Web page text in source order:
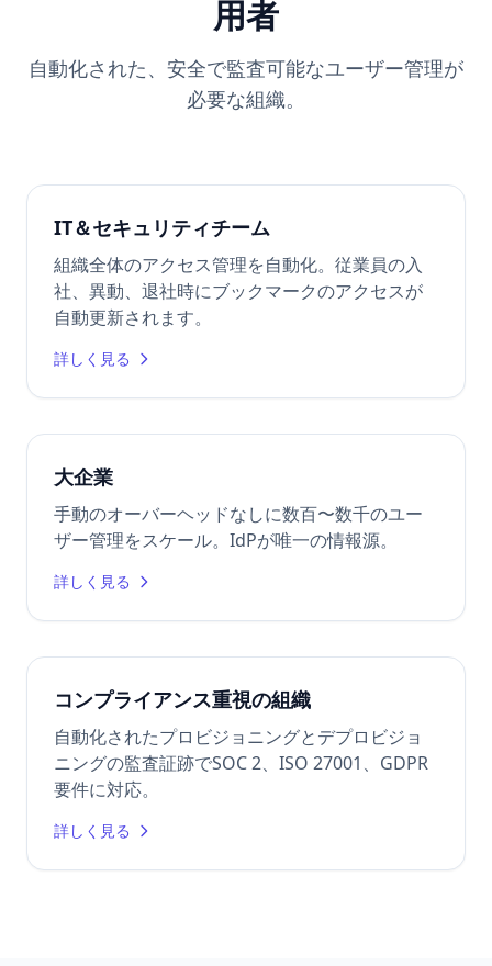
用者
自動化された、安全で監査可能なユーザー管理が
必要な組織。
IT＆セキュリティチーム
組織全体のアクセス管理を自動化。従業員の入
社、異動、退社時にブックマークのアクセスが
自動更新されます。
詳しく見る
大企業
手動のオーバーヘッドなしに数百〜数千のユー
ザー管理をスケール。IdPが唯一の情報源。
詳しく見る
コンプライアンス重視の組織
自動化されたプロビジョニングとデプロビジョ
ニングの監査証跡でSOC 2、ISO 27001、GDPR
要件に対応。
詳しく見る